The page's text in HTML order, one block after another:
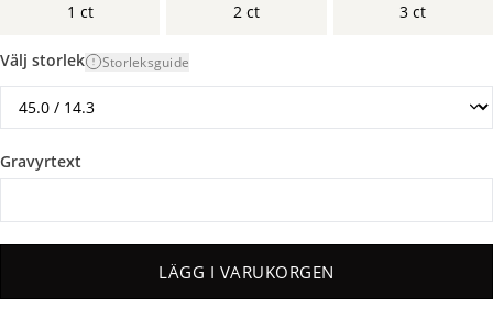
1 ct 2 ct 3 ct
Välj storlek Storleksguide
Gravyrtext
LÄGG I VARUKORGEN